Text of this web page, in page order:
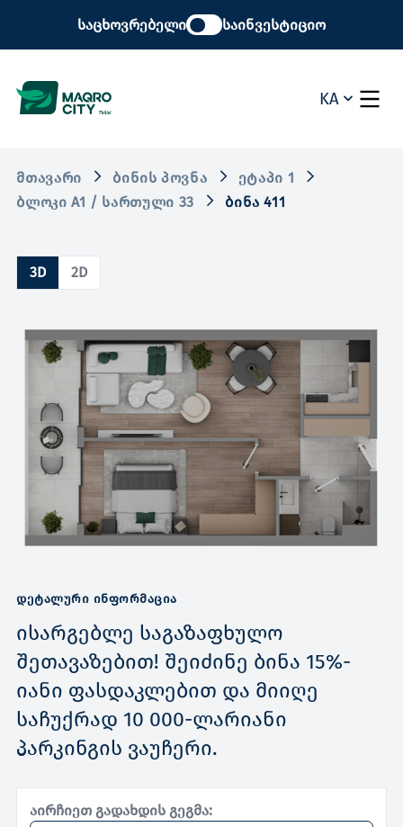
საცხოვრებელი საინვესტიციო
KA
ᲛᲗᲐᲕᲐᲠᲘ ᲑᲘᲜᲘᲡ ᲞᲝᲕᲜᲐ
ᲔᲢᲐᲞᲘ 1
ᲑᲚᲝᲙᲘ A1 / ᲡᲐᲠᲗᲣᲚᲘ 33
ᲑᲘᲜᲐ 411
3D 2D
ᲓᲔᲢᲐᲚᲣᲠᲘ ᲘᲜᲤᲝᲠᲛᲐᲪᲘᲐ
ისარგებლე საგაზაფხულო
შეთავაზებით! შეიძინე ბინა 15%-
იანი ფასდაკლებით და მიიღე
საჩუქრად 10 000-ლარიანი
პარკინგის ვაუჩერი.
აირჩიეთ გადახდის გეგმა: